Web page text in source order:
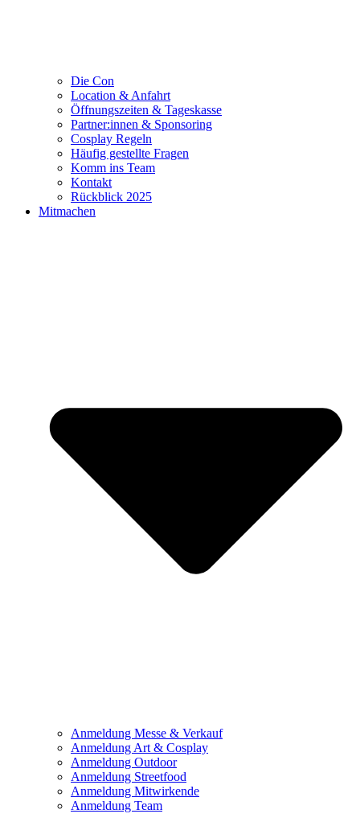
Die Con
Location & Anfahrt
Öffnungszeiten & Tageskasse
Partner:innen & Sponsoring
Cosplay Regeln
Häufig gestellte Fragen
Komm ins Team
Kontakt
Rückblick 2025
Mitmachen
Anmeldung Messe & Verkauf
Anmeldung Art & Cosplay
Anmeldung Outdoor
Anmeldung Streetfood
Anmeldung Mitwirkende
Anmeldung Team